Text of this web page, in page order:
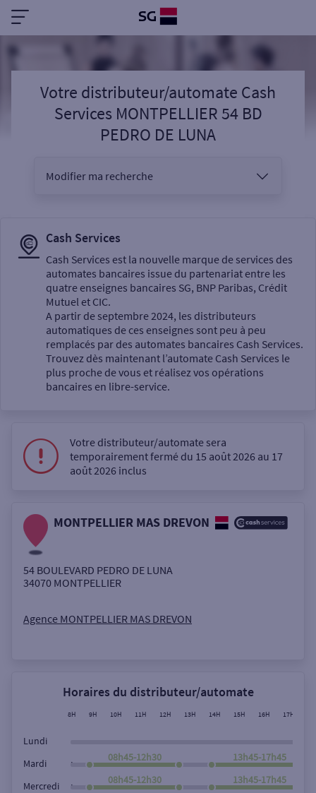
Votre distributeur/automate Cash
Services MONTPELLIER 54 BD
PEDRO DE LUNA
Modifier ma recherche
Sélectionnez votre recherche
Un service
Autour de moi
Ville / Code postal
Rue
Cash Services
Cash Services est la nouvelle marque de services des
automates bancaires issue du partenariat entre les
quatre enseignes bancaires SG, BNP Paribas, Crédit
Mutuel et CIC.
A partir de septembre 2024, les distributeurs
automatiques de ces enseignes sont peu à peu
remplacés par des automates bancaires Cash Services.
Trouvez dès maintenant l’automate Cash Services le
plus proche de vous et réalisez vos opérations
bancaires en libre-service.
Votre distributeur/automate sera
temporairement fermé du 15 août 2026 au 17
août 2026 inclus
MONTPELLIER MAS DREVON
54 BOULEVARD PEDRO DE LUNA
34070 MONTPELLIER
Agence MONTPELLIER MAS DREVON
Horaires du distributeur/automate
8H 9H 10H 11H 12H 13H 14H 15H 16H 17H
Lundi
Mardi
08h45-12h30
, 13h45-17h45
Mercredi
08h45-12h30
, 13h45-17h45